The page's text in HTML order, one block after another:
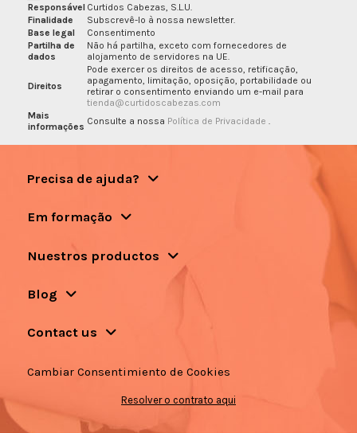
Responsável Curtidos Cabezas, S.L.U.
Finalidade
Subscrevê-lo à nossa newsletter.
Base legal
Consentimento
Partilha de
dados
Não há partilha, exceto com fornecedores de
alojamento de servidores na UE.
Direitos
Pode exercer os direitos de acesso, retificação,
apagamento, limitação, oposição, portabilidade ou
retirar o consentimento enviando um e-mail para
tienda@curtidoscabezas.com
Mais
informações Consulte a nossa Política de Privacidade
Precisa de ajuda?
Em formação
Nuestros productos
Blog
Contact us
Cambiar Consentimiento de Cookies
Resolver o contrato aqui